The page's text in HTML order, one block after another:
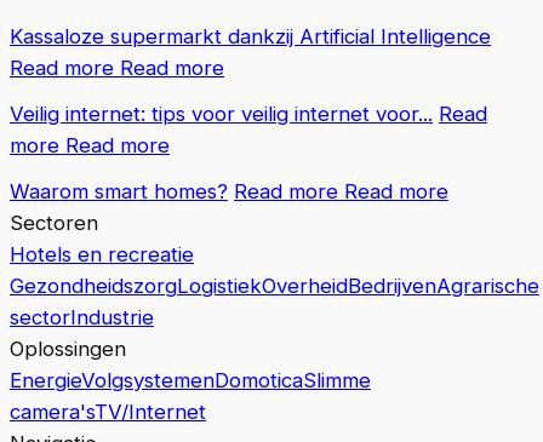
Kassaloze supermarkt dankzij Artificial Intelligence
Read more Read more
Veilig internet: tips voor veilig internet voor... Read
more Read more
Waarom smart homes? Read more Read more
Sectoren
Hotels en recreatie
GezondheidszorgLogistiekOverheidBedrijvenAgrarische
sectorIndustrie
Oplossingen
EnergieVolgsystemenDomoticaSlimme
camera'sTV/Internet